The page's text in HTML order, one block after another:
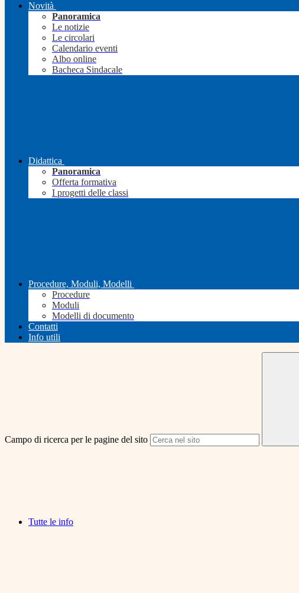
Novità
Panoramica
Le notizie
Le circolari
Calendario eventi
Albo online
Bacheca Sindacale
Didattica
Panoramica
Offerta formativa
I progetti delle classi
Procedure, Moduli, Modelli
Procedure
Moduli
Modelli di documento
Contatti
Info utili
Campo di ricerca per le pagine del sito
Tutte le info